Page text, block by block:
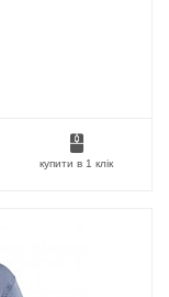
купити в 1 клік